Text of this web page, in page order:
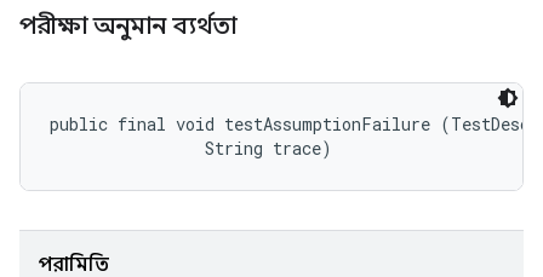
পরীক্ষা অনুমান ব্যর্থতা
public final void testAssumptionFailure
                String trace)
পরামিতি